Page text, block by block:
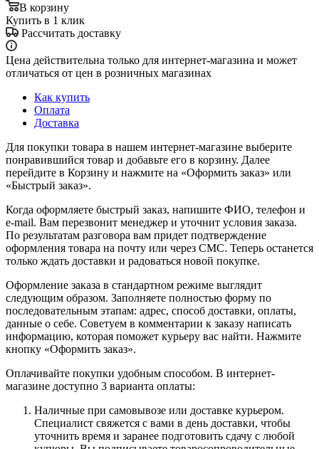
В корзину
Купить в 1 клик
Рассчитать доставку
Цена действительна только для интернет-магазина и может
отличаться от цен в розничных магазинах
Как купить
Оплата
Доставка
Для покупки товара в нашем интернет-магазине выберите
понравившийся товар и добавьте его в корзину. Далее
перейдите в Корзину и нажмите на «Оформить заказ» или
«Быстрый заказ».
Когда оформляете быстрый заказ, напишите ФИО, телефон и
e-mail. Вам перезвонит менеджер и уточнит условия заказа.
По результатам разговора вам придет подтверждение
оформления товара на почту или через СМС. Теперь останется
только ждать доставки и радоваться новой покупке.
Оформление заказа в стандартном режиме выглядит
следующим образом. Заполняете полностью форму по
последовательным этапам: адрес, способ доставки, оплаты,
данные о себе. Советуем в комментарии к заказу написать
информацию, которая поможет курьеру вас найти. Нажмите
кнопку «Оформить заказ».
Оплачивайте покупки удобным способом. В интернет-
магазине доступно 3 варианта оплаты:
Наличные при самовывозе или доставке курьером.
Специалист свяжется с вами в день доставки, чтобы
уточнить время и заранее подготовить сдачу с любой